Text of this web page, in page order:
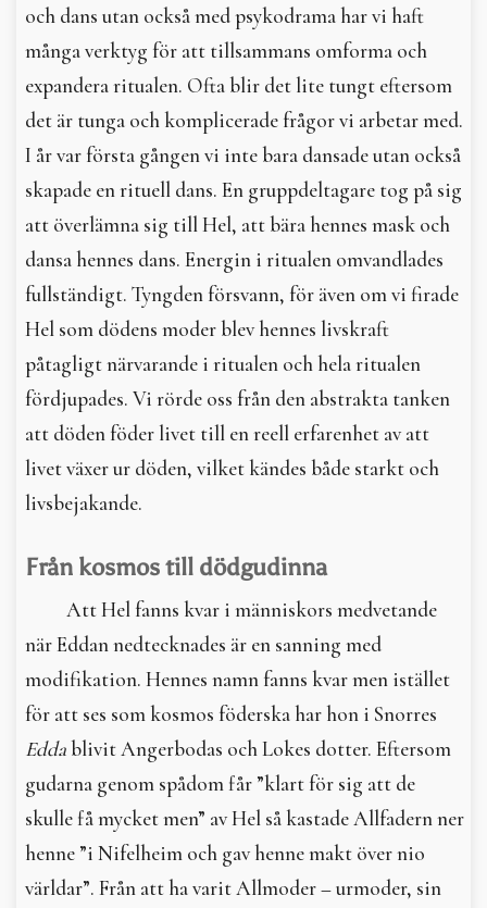
och dans utan också med psykodrama har vi haft
många verktyg för att tillsammans omforma och
expandera ritualen. Ofta blir det lite tungt eftersom
det är tunga och komplicerade frågor vi arbetar med.
I år var första gången vi inte bara dansade utan också
skapade en rituell dans. En gruppdeltagare tog på sig
att överlämna sig till Hel, att bära hennes mask och
dansa hennes dans. Energin i ritualen omvandlades
fullständigt. Tyngden försvann, för även om vi firade
Hel som dödens moder blev hennes livskraft
påtagligt närvarande i ritualen och hela ritualen
fördjupades. Vi rörde oss från den abstrakta tanken
att döden föder livet till en reell erfarenhet av att
livet växer ur döden, vilket kändes både starkt och
livsbejakande.
Från kosmos till dödgudinna
Att Hel fanns kvar i människors medvetande
när Eddan nedtecknades är en sanning med
modifikation. Hennes namn fanns kvar men istället
för att ses som kosmos föderska har hon i Snorres
Eddablivit Angerbodas och Lokes dotter. Eftersom
gudarna genom spådom får ”klart för sig att de
skulle få mycket men” av Hel så kastade Allfadern ner
henne ”i Nifelheim och gav henne makt över nio
världar”. Från att ha varit Allmoder – urmoder, sin